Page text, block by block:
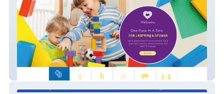
One Piece at a Time Toys